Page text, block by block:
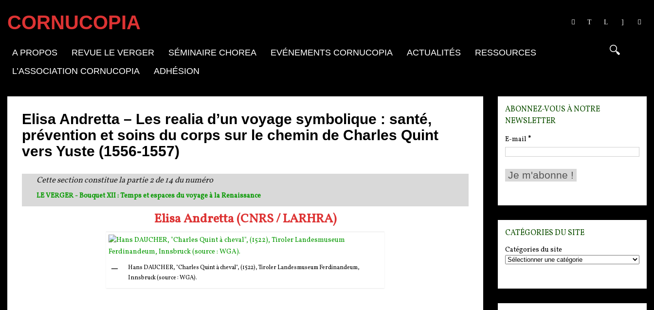
CORNUCOPIA
A PROPOS REVUE LE VERGER SÉMINAIRE CHOREA EVÉNEMENTS CORNUCOPIA ACTUALITÉS
RESSOURCES
L’ASSOCIATION CORNUCOPIA
ADHÉSION
Elisa Andretta – Les realia d’un voyage symbolique : santé,
prévention et soins du corps sur le chemin de Charles Quint
vers Yuste (1556-1557)
Cette section constitue la partie 2 de 14 du numéro
LE VERGER - Bouquet XII : Temps et espaces du voyage à la Renaissance
Elisa Andretta (CNRS / LARHRA)
Hans DAUCHER, "Charles Quint à cheval", (1522), Tiroler Landesmuseum Ferdinandeum,
Innsbruck (source : WGA).
ABONNEZ-VOUS À NOTRE
NEWSLETTER
E-mail *
CATÉGORIES DU SITE
Catégories du site